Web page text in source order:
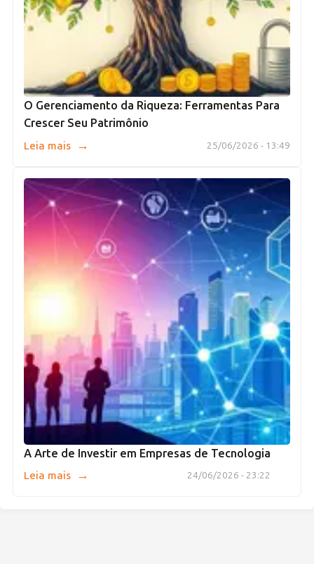
O Gerenciamento da Riqueza: Ferramentas Para
Crescer Seu Patrimônio
25/06/2026 - 13:49
Leia mais →
A Arte de Investir em Empresas de Tecnologia
24/06/2026 - 23:22
Leia mais →